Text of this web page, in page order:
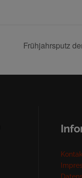
Frühjahrsputz